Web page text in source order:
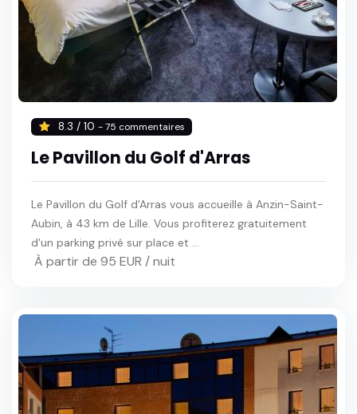
8.3 / 10 - 75 commentaires
Le Pavillon du Golf d'Arras
Le Pavillon du Golf d'Arras vous accueille à Anzin-Saint-
Aubin, à 43 km de Lille. Vous profiterez gratuitement
d'un parking privé sur place et ...
À partir de 95 EUR / nuit